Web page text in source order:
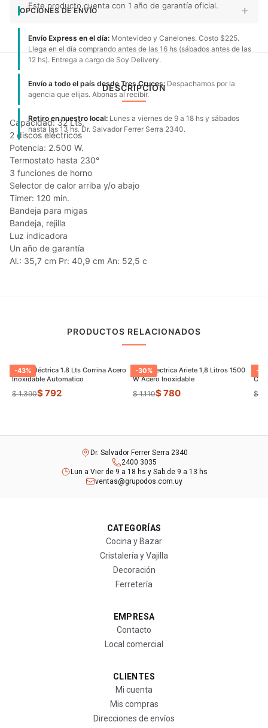
Este producto cuenta con 1 año de garantía oficial.
OPCIONES DE ENVÍO
Envío Express en el día: Montevideo y Canelones. Costo $225.
Llega en el día comprando antes de las 16 hs (sábados antes de las
12 hs). Entrega a cargo de Soy Delivery.
Envío a todo el país desde Tres Cruces: Despachamos por la
agencia que elijas. Abonas al recibir.
Retiro en nuestro local: Lunes a viernes de 9 a 18 hs y sábados
hasta las 13 hs. Dr. Salvador Ferrer Serra 2340.
DESCRIPCIÓN
Capacidad: 32 Lts.
2 discos eléctricos
Potencia: 2.500 W.
Termostato hasta 230°
3 funciones de horno
Selector de calor arriba y/o abajo
Timer: 120 min.
Bandeja para migas
Bandeja, rejilla
Luz indicadora
Un año de garantía
Al.: 35,7 cm Pr: 40,9 cm An: 52,5 c
PRODUCTOS RELACIONADOS
-43%
Jarrra Eléctrica 1.8 Lts Corrina Acero
Inoxidable Automatico
$ 1.390$ 792
-30%
Jarra Electrica Ariete 1,8 Litros 1500
W Acero Inoxidable
$ 1.110$ 780
-
$
Dr. Salvador Ferrer Serra 2340
2400 3035
Lun a Vier de 9 a 18 hs y Sab de 9 a 13 hs
ventas@grupodos.com.uy
CATEGORÍAS
Cocina y Bazar
Cristalería y Vajilla
Decoración
Ferretería
EMPRESA
Contacto
Local comercial
CLIENTES
Mi cuenta
Mis compras
Direcciones de envíos